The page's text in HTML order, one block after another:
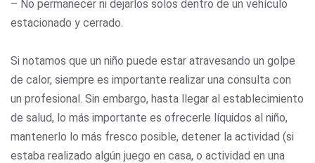
– No permanecer ni dejarlos solos dentro de un vehículo
estacionado y cerrado.
Si notamos que un niño puede estar atravesando un golpe
de calor, siempre es importante realizar una consulta con
un profesional. Sin embargo, hasta llegar al establecimiento
de salud, lo más importante es ofrecerle líquidos al niño,
mantenerlo lo más fresco posible, detener la actividad (si
estaba realizado algún juego en casa, o actividad en una